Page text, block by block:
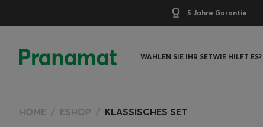
5 Jahre Garantie
WÄHLEN SIE IHR SETWIE HILFT ES?
HOME ESHOP KLASSISCHES SET